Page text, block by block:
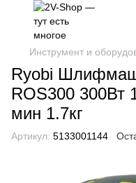
Инструмент и
Ryobi
ROS300 300Вт
мин 1.7кг
Артикул: 5133001144